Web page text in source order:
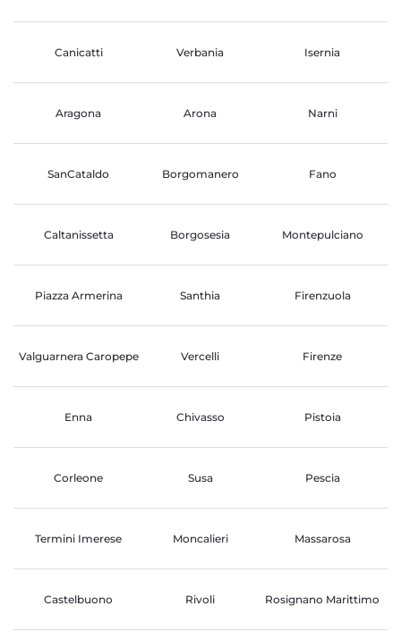
Canicatti Verbania Isernia
Aragona Arona Narni
SanCataldo Borgomanero Fano
Caltanissetta Borgosesia Montepulciano
Piazza Armerina Santhia Firenzuola
Valguarnera Caropepe Vercelli Firenze
Enna Chivasso Pistoia
Corleone Susa Pescia
Termini Imerese Moncalieri Massarosa
Castelbuono Rivoli Rosignano Marittimo